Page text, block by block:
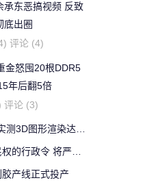
者今日带来减
Yeb123
-
兰博基尼Urus
的评论
有咖规
承东恶搞视频 反致
底出圈
评论 (4)
金怒囤20根DDR5
年后翻5倍
评论 (3)
3D图形渲染达15帧
将严厉打击“生育旅游”
产线正式投产